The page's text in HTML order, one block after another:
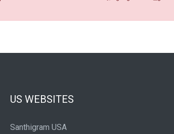
US WEBSITES
Santhigram USA